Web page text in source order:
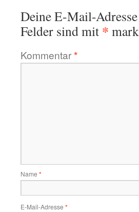
Deine E-Mail-
Felder sind mit *
Kommentar*
Name *
E-Mail-Adresse *